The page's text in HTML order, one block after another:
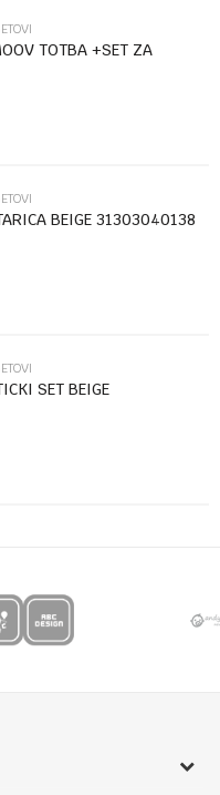
9 - 4 :
TOTBA +SET ZA
BEIGE 31303040138
SET BEIGE